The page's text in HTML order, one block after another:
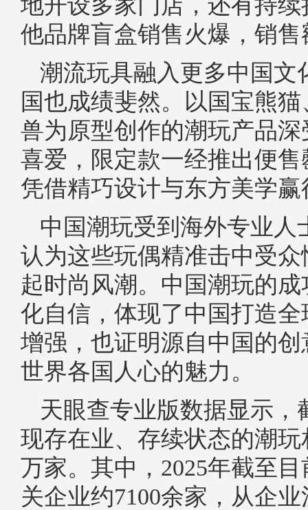
他品牌盲盒销售火爆，销
潮流玩具融入更多中国文
国也成绩斐然。以国宝熊
兽为原型创作的潮玩产品
喜爱，限定款一经推出便
凭借精巧设计与东方美学
中国潮玩受到海外专业人
认为这些玩偶精准击中受
起时尚风潮。中国潮玩的
化自信，体现了中国打造
增强，也证明源自中国的
世界各国人心的魅力。
天眼查专业版数据显示，
现存在业、存续状态的潮玩
万家。其中，2025年截至
关企业约7100余家，从企